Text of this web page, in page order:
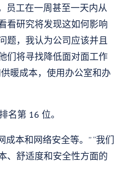
员工在一周甚至一天内从
看研究将发现这如何影响
题，我认为公司应该并且
们将寻找降低面对面工作
暖成本，使用办公室和办
名第 16 位。
本和网络安全等。” “我们
、舒适度和安全性方面的